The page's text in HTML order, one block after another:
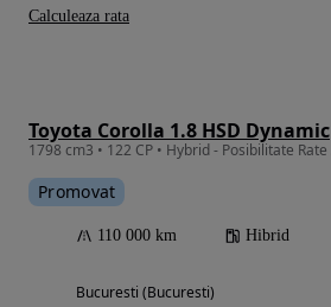
Toyota Corolla 1.8 HSD Dynamic
Promovat
110 000 km Hibrid
Bucuresti (Bucuresti)
Calculeaza rata